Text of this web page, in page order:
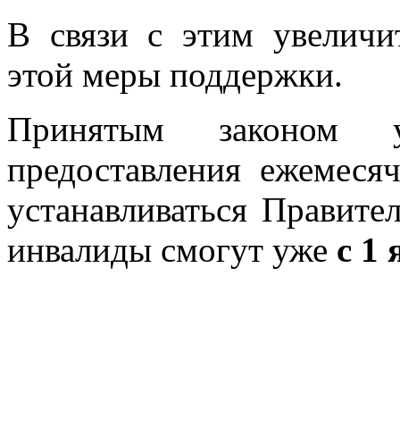
В связи с этим
этой меры поддержки.
Принятым законом
предоставления
устанавливаться
инвалиды смогут уже с 1